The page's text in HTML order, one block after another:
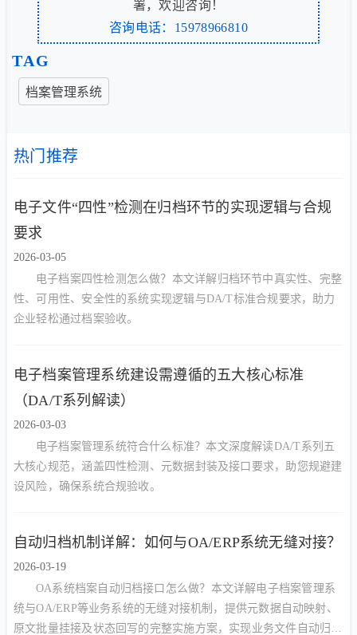
署，欢迎咨询！
咨询电话：15978966810
TAG
档案管理系统
热门推荐
电子文件“四性”检测在归档环节的实现逻辑与合规
要求
2026-03-05
电子档案四性检测怎么做？本文详解归档环节中真实性、完整
性、可用性、安全性的系统实现逻辑与DA/T标准合规要求，助力
企业轻松通过档案验收。
电子档案管理系统建设需遵循的五大核心标准
（DA/T系列解读）
2026-03-03
电子档案管理系统符合什么标准？本文深度解读DA/T系列五
大核心规范，涵盖四性检测、元数据封装及接口要求，助您规避建
设风险，确保系统合规验收。
自动归档机制详解：如何与OA/ERP系统无缝对接？
2026-03-19
OA系统档案自动归档接口怎么做？本文详解电子档案管理系
统与OA/ERP等业务系统的无缝对接机制，提供元数据自动映射、
原文批量挂接及状态回写的完整实施方案，实现业务文件自动归